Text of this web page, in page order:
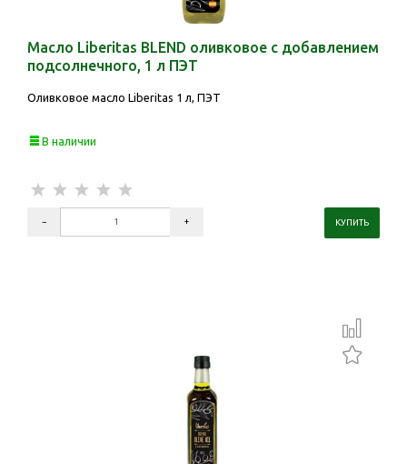
Масло Liberitas BLEND оливковое с добавлением
подсолнечного, 1 л ПЭТ
Оливковое масло Liberitas 1 л, ПЭТ
В наличии